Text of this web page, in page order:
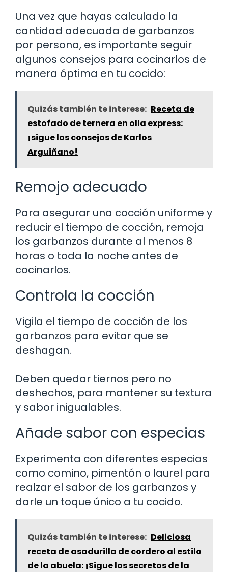
Una vez que hayas calculado la
cantidad adecuada de garbanzos
por persona, es importante seguir
algunos consejos para cocinarlos de
manera óptima en tu cocido:
Quizás también te interese: Receta de
estofado de ternera en olla express:
¡sigue los consejos de Karlos
Arguiñano!
Remojo adecuado
Para asegurar una cocción uniforme y
reducir el tiempo de cocción, remoja
los garbanzos durante al menos 8
horas o toda la noche antes de
cocinarlos.
Controla la cocción
Vigila el tiempo de cocción de los
garbanzos para evitar que se
deshagan.
Deben quedar tiernos pero no
deshechos, para mantener su textura
y sabor inigualables.
Añade sabor con especias
Experimenta con diferentes especias
como comino, pimentón o laurel para
realzar el sabor de los garbanzos y
darle un toque único a tu cocido.
Quizás también te interese: Deliciosa
receta de asadurilla de cordero al estilo
de la abuela: ¡Sigue los secretos de la